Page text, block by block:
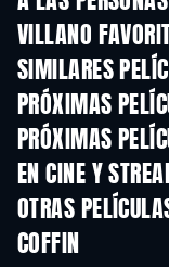
VILLANO
SIMILARES
PRÓXIMAS
PRÓXIMAS
EN CINE Y
OTRAS
COFFIN